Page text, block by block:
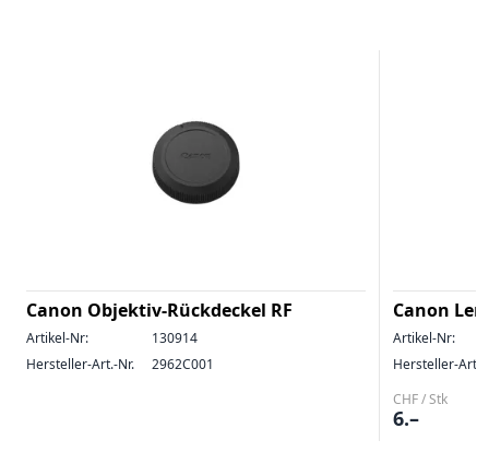
Canon Objektiv-Rückdeckel RF
Artikel-Nr:
130914
Hersteller-Art.-Nr.
2962C001
Canon
Artikel-Nr:
Hersteller-Art.-
CHF / Stk
6.–